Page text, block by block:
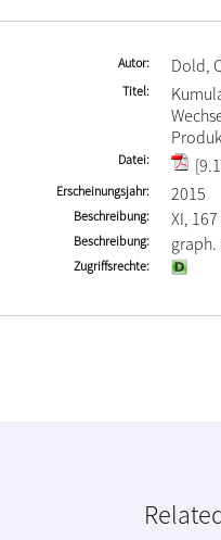
Autor Dold,
Titel
Datei
Erscheinungsjahr 2015
Beschreibung XI,
Beschreibung graph.
Zugriffsrechte